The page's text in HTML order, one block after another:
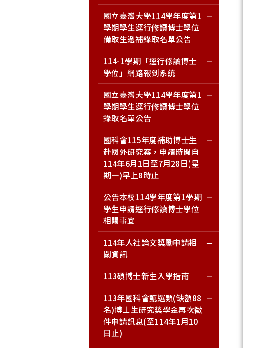
國立臺灣大學114學年度第1
學期學生逕行修讀博士學位
備取生遞補錄取名單公告
114-1學期「逕行修讀博士
學位」網路報到系統
國立臺灣大學114學年度第1
學期學生逕行修讀博士學位
錄取名單公告
國科會115年度補助博士生
赴國外研究案，申請時間自
114年6月1日至7月28日(星
期一)早上8時止
公告本校114學年度第1學期
學生申請逕行修讀博士學位
相關事宜
114年人社論文獎勵申請相
關資訊
113碩博士新生入學指南
113年國科會甄選類(缺額88
名)博士生研究獎學金再次徵
件申請訊息(至114年1月10
日止)